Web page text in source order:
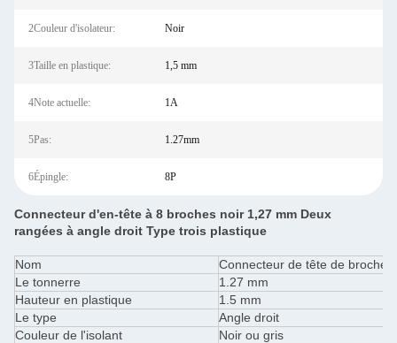
2Couleur d'isolateur: Noir
3Taille en plastique: 1,5 mm
4Note actuelle: 1A
5Pas: 1.27mm
6Épingle: 8P
Connecteur d'en-tête à 8 broches noir 1,27 mm Deux
rangées à angle droit Type trois plastique
Nom
Connecteur de tête de broche/
Le tonnerre
1.27 mm
Hauteur en plastique
1.5 mm
Le type
Angle droit
Couleur de l'isolant
Noir ou gris